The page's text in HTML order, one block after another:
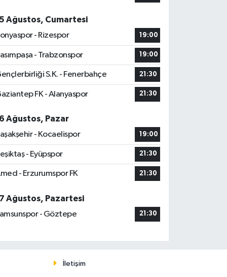
Ağustos, Cumartesi
- Rizespor
19:00
- Trabzonspor 19:00
S.K. - Fenerbahçe 21:30
FK - Alanyaspor 21:30
Ağustos, Pazar
- Kocaelispor
19:00
- Eyüpspor 21:30
- Erzurumspor FK 21:30
Ağustos, Pazartesi
- Göztepe
21:30
İletişim